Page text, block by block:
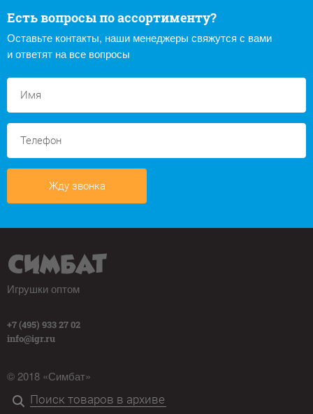
Есть вопросы по ассортименту?
Оставьте контакты, наши менеджеры свяжутся с вами
и ответят на все вопросы
Жду звонка
Игрушки оптом
+7 (495) 933 27 02
info@igr.ru
© 2018 «Симбат»